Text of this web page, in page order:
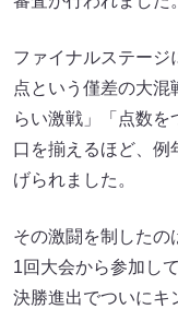
ファイナルステージ
点という僅差の大混
らい激戦」「点数
口を揃えるほど、例
げられました。
その激闘を制したの
1回大会から参加し
決勝進出でついにキ